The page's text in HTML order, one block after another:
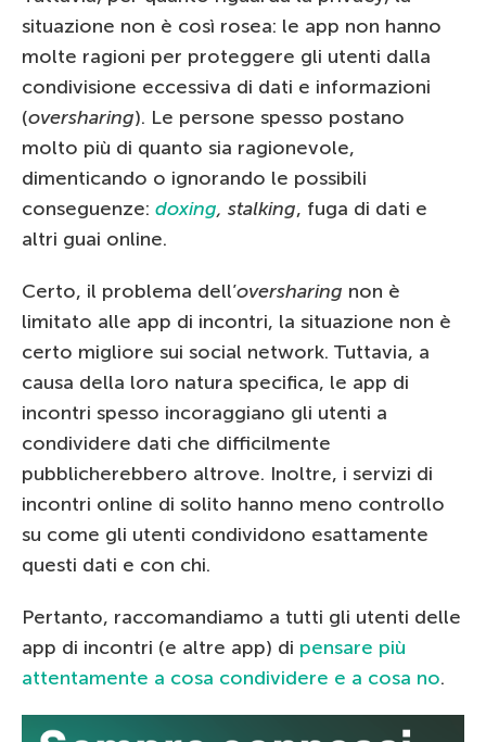
situazione non è così rosea: le app non hanno
molte ragioni per proteggere gli utenti dalla
condivisione eccessiva di dati e informazioni
(oversharing). Le persone spesso postano
molto più di quanto sia ragionevole,
dimenticando o ignorando le possibili
conseguenze: doxing, stalking, fuga di dati e
altri guai online.
Certo, il problema dell’oversharing non è
limitato alle app di incontri, la situazione non è
certo migliore sui social network. Tuttavia, a
causa della loro natura specifica, le app di
incontri spesso incoraggiano gli utenti a
condividere dati che difficilmente
pubblicherebbero altrove. Inoltre, i servizi di
incontri online di solito hanno meno controllo
su come gli utenti condividono esattamente
questi dati e con chi.
Pertanto, raccomandiamo a tutti gli utenti delle
app di incontri (e altre app) di pensare più
attentamente a cosa condividere e a cosa no.